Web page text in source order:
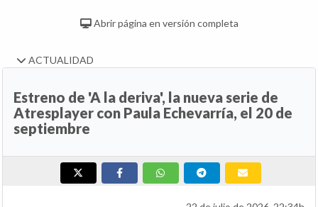
Abrir página en versión completa
ACTUALIDAD
Estreno de 'A la deriva', la nueva serie de
Atresplayer con Paula Echevarría, el 20 de
septiembre